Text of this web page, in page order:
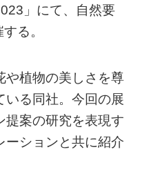
」にて、自然要
る。
や植物の美しさを尊
いる同社。今回の展
提案の研究を表現す
ーションと共に紹介